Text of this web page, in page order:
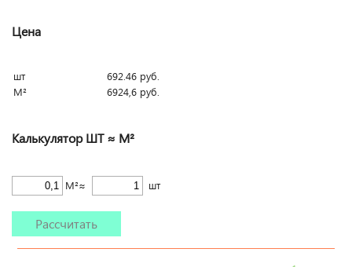
Цена
шт 692.46 руб.
М²
6924,6 руб.
Калькулятор ШТ ≈ М²
М²≈ шт
Рассчитать